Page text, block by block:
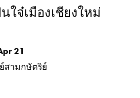
ใจ๋เมืองเชียงใหม่
21
สามกษัตริย์